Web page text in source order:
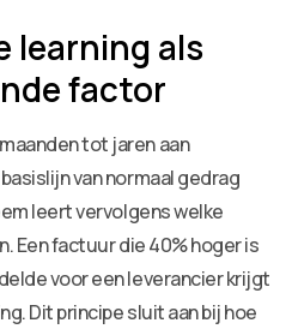
learning als
factor
tot jaren aan
van normaal gedrag
leert vervolgens welke
Een factuur die 40% hoger is
voor een leverancier krijgt
Dit principe sluit aan bij hoe